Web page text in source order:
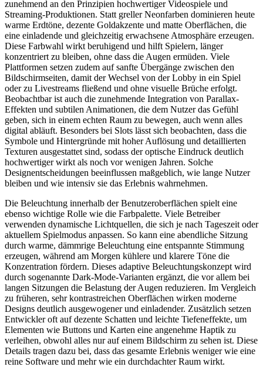
zunehmend an den Prinzipien hochwertiger Videospiele und
Streaming-Produktionen. Statt greller Neonfarben dominieren heute
warme Erdtöne, dezente Goldakzente und matte Oberflächen, die
eine einladende und gleichzeitig erwachsene Atmosphäre erzeugen.
Diese Farbwahl wirkt beruhigend und hilft Spielern, länger
konzentriert zu bleiben, ohne dass die Augen ermüden. Viele
Plattformen setzen zudem auf sanfte Übergänge zwischen den
Bildschirmseiten, damit der Wechsel von der Lobby in ein Spiel
oder zu Livestreams fließend und ohne visuelle Brüche erfolgt.
Beobachtbar ist auch die zunehmende Integration von Parallax-
Effekten und subtilen Animationen, die dem Nutzer das Gefühl
geben, sich in einem echten Raum zu bewegen, auch wenn alles
digital abläuft. Besonders bei Slots lässt sich beobachten, dass die
Symbole und Hintergründe mit hoher Auflösung und detaillierten
Texturen ausgestattet sind, sodass der optische Eindruck deutlich
hochwertiger wirkt als noch vor wenigen Jahren. Solche
Designentscheidungen beeinflussen maßgeblich, wie lange Nutzer
bleiben und wie intensiv sie das Erlebnis wahrnehmen.
Die Beleuchtung innerhalb der Benutzeroberflächen spielt eine
ebenso wichtige Rolle wie die Farbpalette. Viele Betreiber
verwenden dynamische Lichtquellen, die sich je nach Tageszeit oder
aktuellem Spielmodus anpassen. So kann eine abendliche Sitzung
durch warme, dämmrige Beleuchtung eine entspannte Stimmung
erzeugen, während am Morgen kühlere und klarere Töne die
Konzentration fördern. Dieses adaptive Beleuchtungskonzept wird
durch sogenannte Dark-Mode-Varianten ergänzt, die vor allem bei
langen Sitzungen die Belastung der Augen reduzieren. Im Vergleich
zu früheren, sehr kontrastreichen Oberflächen wirken moderne
Designs deutlich ausgewogener und einladender. Zusätzlich setzen
Entwickler oft auf dezente Schatten und leichte Tiefeneffekte, um
Elementen wie Buttons und Karten eine angenehme Haptik zu
verleihen, obwohl alles nur auf einem Bildschirm zu sehen ist. Diese
Details tragen dazu bei, dass das gesamte Erlebnis weniger wie eine
reine Software und mehr wie ein durchdachter Raum wirkt.